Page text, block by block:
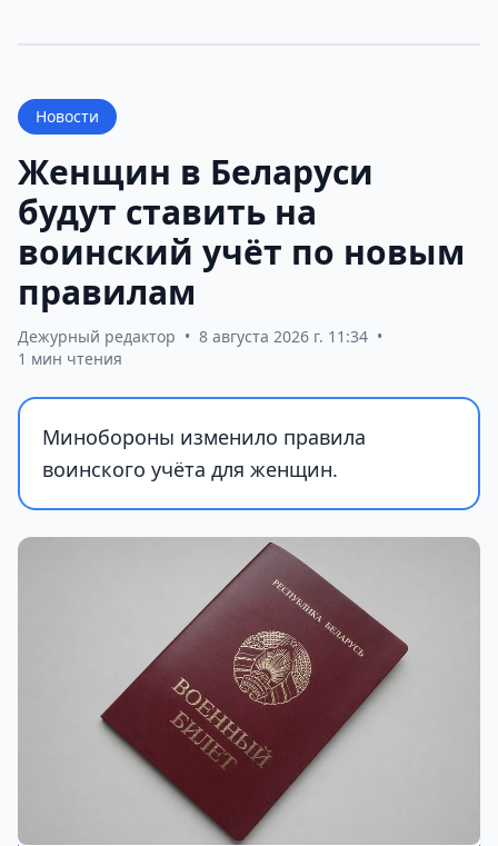
Новости
Женщин в Беларуси
будут ставить на
воинский учёт по новым
правилам
Дежурный редактор • 8 августа 2026 г. 11:34 •
1 мин чтения
Минобороны изменило правила
воинского учёта для женщин.